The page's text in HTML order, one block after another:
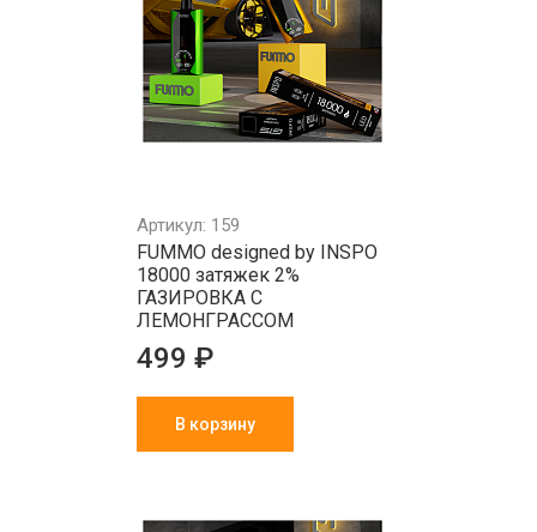
Артикул: 159
FUMMO designed by INSPO
18000 затяжек 2%
ГАЗИРОВКА С
ЛЕМОНГРАССОМ
499 ₽
В корзину